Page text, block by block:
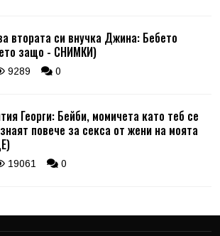
втората си внучка Джина: Бебето
защо - СНИМКИ)
9289 0
Георги: Бейби, момичета като теб се
повече за секса от жени на моята
19061 0